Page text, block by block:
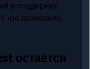
в поддержку.
что позволило
остаётся